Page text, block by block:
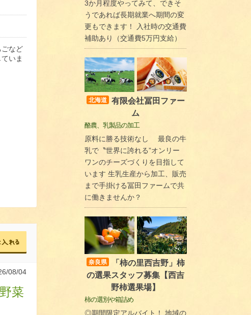
など
いま
08/04
菜
3か月程度やってみて、できそ
うであれば長期就業へ期間の変
更もできます！ 入社時の交通費
補助あり（交通費5万円支給）
北海道
有限会社冨田ファー
ム
酪農、乳製品の加工
原料に勝る技術なし 最良の牛
乳で〝世界に誇れる”オンリー
ワンのチーズづくりを目指して
います 生乳生産から加工、販売
まで手掛ける冨田ファームで共
に働きませんか？
奈良県
「柿の里西吉野」柿
の選果スタッフ募集【西吉
野柿選果場】
柿の選別や箱詰め
◎期間限定アルバイト！ 地域の